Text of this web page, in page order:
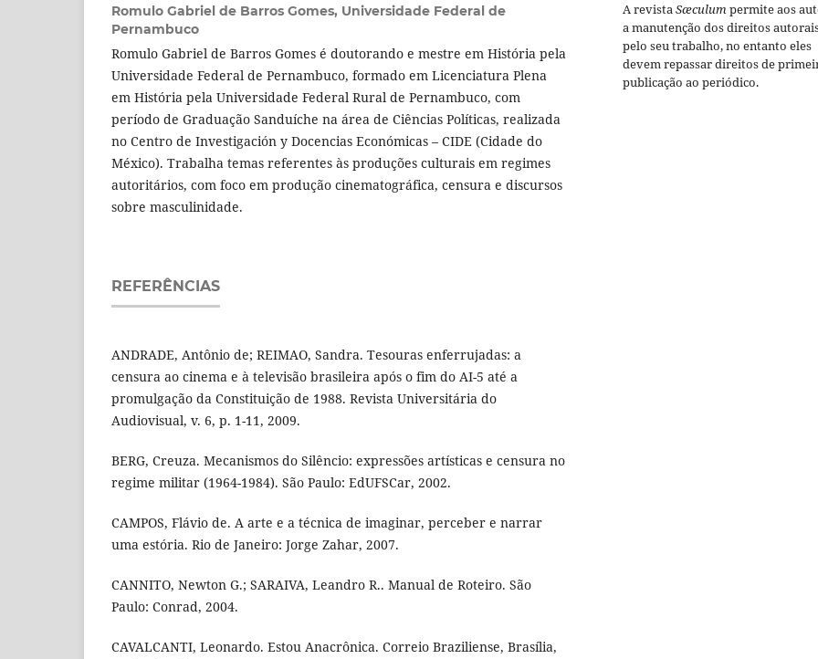
Romulo Gabriel de Barros Gomes, Universidade Federal de
Pernambuco
Romulo Gabriel de Barros Gomes é doutorando e mestre em História pela
Universidade Federal de Pernambuco, formado em Licenciatura Plena
em História pela Universidade Federal Rural de Pernambuco, com
período de Graduação Sanduíche na área de Ciências Políticas, realizada
no Centro de Investigación y Docencias Económicas – CIDE (Cidade do
México). Trabalha temas referentes às produções culturais em regimes
autoritários, com foco em produção cinematográfica, censura e discursos
sobre masculinidade.
REFERÊNCIAS
ANDRADE, Antônio de; REIMAO, Sandra. Tesouras enferrujadas: a
censura ao cinema e à televisão brasileira após o fim do AI-5 até a
promulgação da Constituição de 1988. Revista Universitária do
Audiovisual, v. 6, p. 1-11, 2009.
BERG, Creuza. Mecanismos do Silêncio: expressões artísticas e censura no
regime militar (1964-1984). São Paulo: EdUFSCar, 2002.
CAMPOS, Flávio de. A arte e a técnica de imaginar, perceber e narrar
uma estória. Rio de Janeiro: Jorge Zahar, 2007.
CANNITO, Newton G.; SARAIVA, Leandro R.. Manual de Roteiro. São
Paulo: Conrad, 2004.
CAVALCANTI, Leonardo. Estou Anacrônica. Correio Braziliense, Brasília,
A revistaSæculumpermite aos
a manutenção dos direitos
pelo seu trabalho, no entanto eles
devem repassar direitos de
publicação ao periódico.